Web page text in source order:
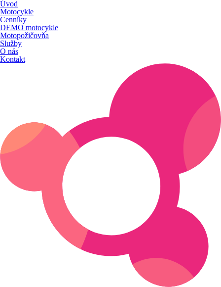
Úvod
Motocykle
Cenníky
DEMO motocykle
Motopožičovňa
Služby
O nás
Kontakt